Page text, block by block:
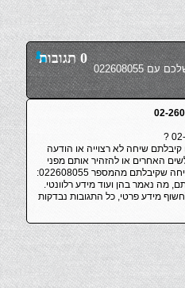
0 תגובות
022608055
שיחה לא רצוייה או הודעה
האחרים או להזהיר אותם מפני
הונאה. ספרו בקצרה מתחת על השיחה שקיבלתם מהמספר 022608055:
מה נאמר בהן ועוד מידע רלוונטי.
מידע פרטי, כל התגובות נבדקות